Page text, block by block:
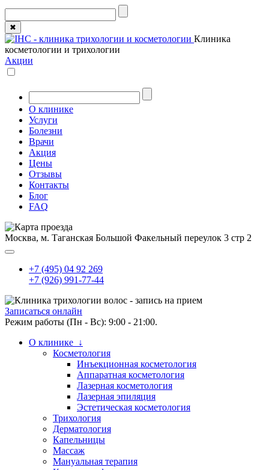
✖
Клиника
косметологии и трихологии
Акции
О клинике
Услуги
Болезни
Врачи
Акция
Цены
Отзывы
Контакты
Блог
FAQ
Москва, м. Таганская Большой Факельный переулок 3 стр 2
+7 (495) 04 92 269
+7 (926) 991-77-44
Записаться онлайн
Режим работы (Пн - Вс): 9:00 - 21:00.
О клинике ↓
Косметология
Инъекционная косметология
Аппаратная косметология
Лазерная косметология
Лазерная эпиляция
Эстетическая косметология
Трихология
Дерматология
Капельницы
Массаж
Мануальная терапия